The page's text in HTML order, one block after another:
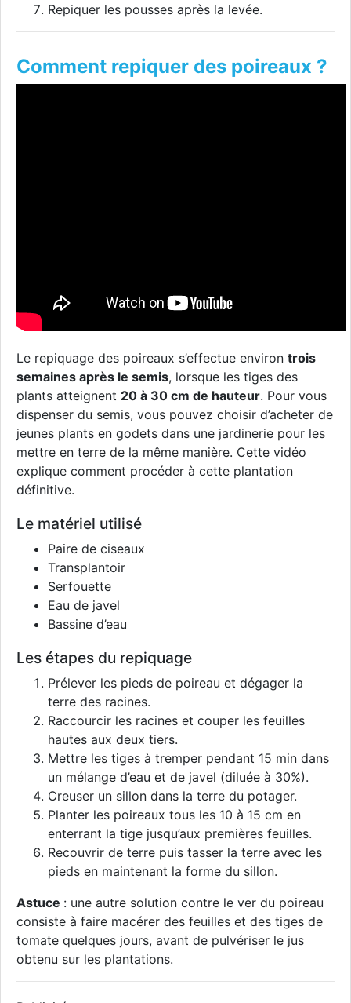
Repiquer les pousses après la levée.
Comment repiquer des poireaux ?
Le repiquage des poireaux s’effectue environ trois
semaines après le semis, lorsque les tiges des
plants atteignent 20 à 30 cm de hauteur. Pour vous
dispenser du semis, vous pouvez choisir d’acheter de
jeunes plants en godets dans une jardinerie pour les
mettre en terre de la même manière. Cette vidéo
explique comment procéder à cette plantation
définitive.
Le matériel utilisé
Paire de ciseaux
Transplantoir
Serfouette
Eau de javel
Bassine d’eau
Les étapes du repiquage
Prélever les pieds de poireau et dégager la
terre des racines.
Raccourcir les racines et couper les feuilles
hautes aux deux tiers.
Mettre les tiges à tremper pendant 15 min dans
un mélange d’eau et de javel (diluée à 30%).
Creuser un sillon dans la terre du potager.
Planter les poireaux tous les 10 à 15 cm en
enterrant la tige jusqu’aux premières feuilles.
Recouvrir de terre puis tasser la terre avec les
pieds en maintenant la forme du sillon.
Astuce : une autre solution contre le ver du poireau
consiste à faire macérer des feuilles et des tiges de
tomate quelques jours, avant de pulvériser le jus
obtenu sur les plantations.